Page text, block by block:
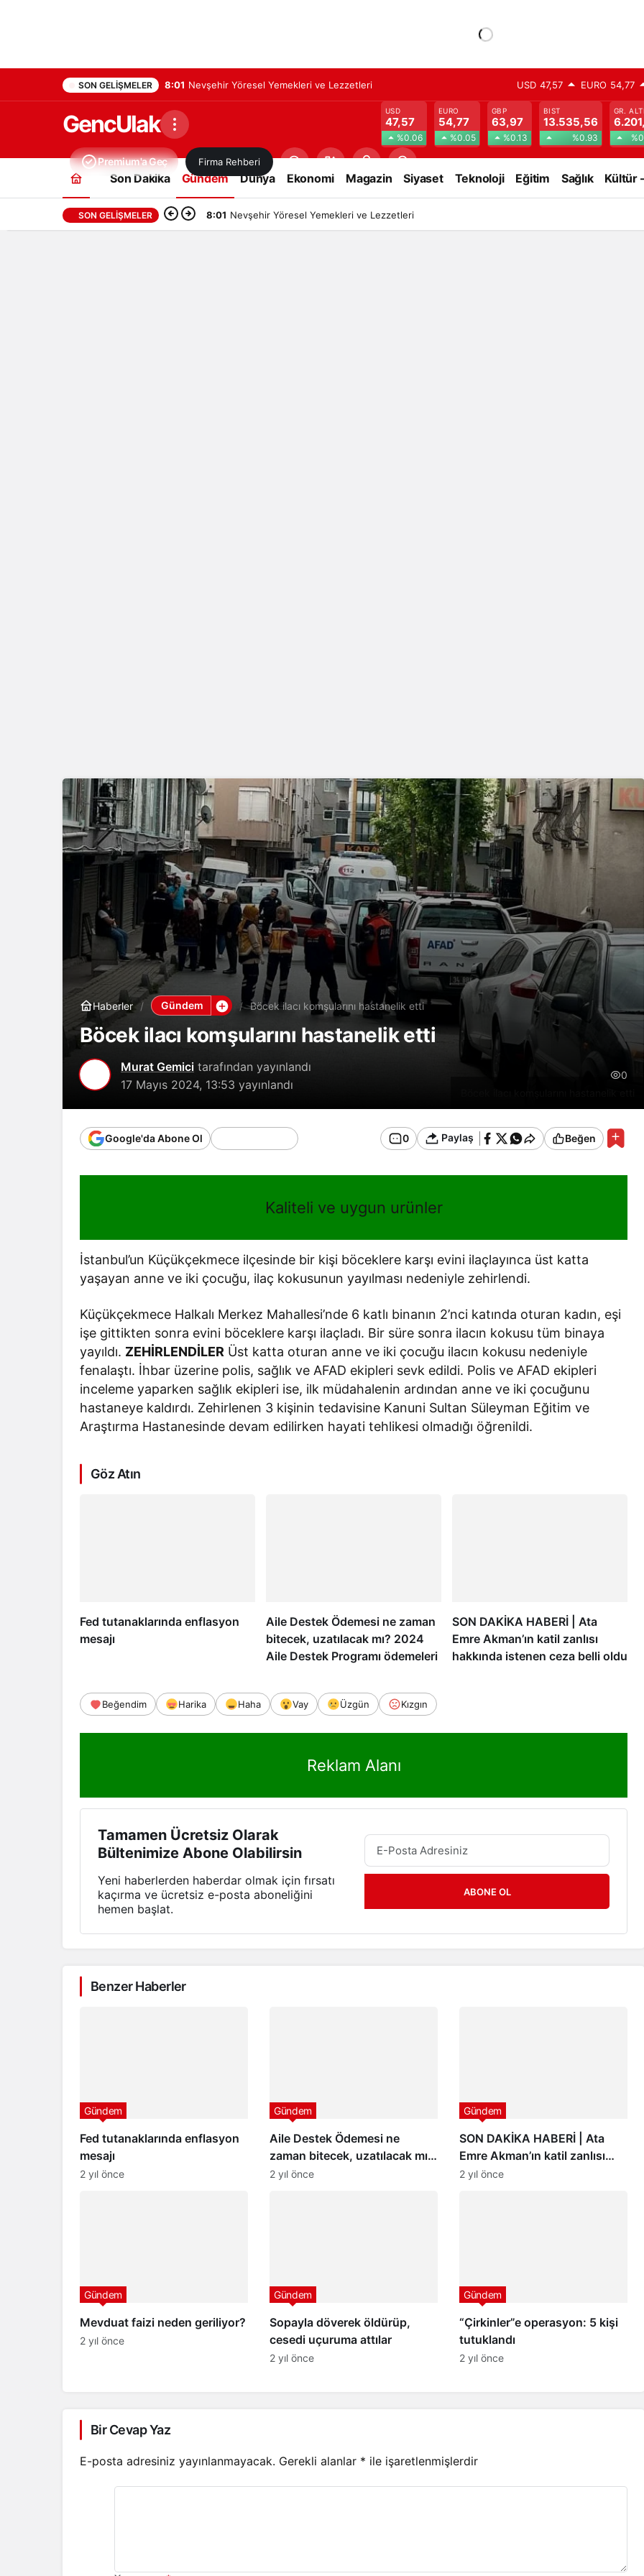
SON GELIŞMELER 8:01 Nevşehir Yöresel Yemekleri ve Lezzetleri USD 47,57 EURO 54,77
GencUlak USD
47,57
%0.06
EURO
54,77
%0.05
GBP
63,97
%0.13
BIST
13.535,56
%0.93
GR.
Premium'a Geç Firma Rehberi
Son Dakika Gündem Dünya Ekonomi Magazin Siyaset Teknoloji Eğitim Sağlık Kültür
SON GELIŞMELER 8:01 Nevşehir Yöresel Yemekleri ve Lezzetleri
Haberler Gündem Böcek ilacı komşularını hastanelik etti
Böcek ilacı komşularını hastanelik etti
Murat Gemici tarafından yayınlandı
17 Mayıs 2024, 13:53 yayınlandı
0
Google'da Abone Ol 0 Paylaş Beğen
Kaliteli ve uygun urünler
İstanbul’un Küçükçekmece ilçesinde bir kişi böceklere karşı evini ilaçlayınca üst katta
yaşayan anne ve iki çocuğu, ilaç kokusunun yayılması nedeniyle zehirlendi.
Küçükçekmece Halkalı Merkez Mahallesi’nde 6 katlı binanın 2’nci katında oturan kadın, eşi
işe gittikten sonra evini böceklere karşı ilaçladı. Bir süre sonra ilacın kokusu tüm binaya
yayıldı. ZEHİRLENDİLER Üst katta oturan anne ve iki çocuğu ilacın kokusu nedeniyle
fenalaştı. İhbar üzerine polis, sağlık ve AFAD ekipleri sevk edildi. Polis ve AFAD ekipleri
inceleme yaparken sağlık ekipleri ise, ilk müdahalenin ardından anne ve iki çocuğunu
hastaneye kaldırdı. Zehirlenen 3 kişinin tedavisine Kanuni Sultan Süleyman Eğitim ve
Araştırma Hastanesinde devam edilirken hayati tehlikesi olmadığı öğrenildi.
Göz Atın
Fed tutanaklarında enflasyon
mesajı
Aile Destek Ödemesi ne zaman
bitecek, uzatılacak mı? 2024
Aile Destek Programı ödemeleri
SON DAKİKA HABERİ | Ata
Emre Akman’ın katil zanlısı
hakkında istenen ceza belli oldu
Beğendim Harika Haha Vay Üzgün Kızgın
Reklam Alanı
Tamamen Ücretsiz Olarak
Bültenimize Abone Olabilirsin
Yeni haberlerden haberdar olmak için fırsatı
kaçırma ve ücretsiz e-posta aboneliğini
hemen başlat.
ABONE OL
Benzer Haberler
Fed tutanaklarında enflasyon
mesajı
Gündem
2 yıl önce
Aile Destek Ödemesi ne
zaman bitecek, uzatılacak mı?
2024 Aile Destek Programı
Gündem
2 yıl önce
SON DAKİKA HABERİ | Ata
Emre Akman’ın katil zanlısı
hakkında istenen ceza belli
Gündem
2 yıl önce
Mevduat faizi neden geriliyor?
Gündem
2 yıl önce
Sopayla döverek öldürüp,
cesedi uçuruma attılar
Gündem
2 yıl önce
“Çirkinler”e operasyon: 5 kişi
tutuklandı
Gündem
2 yıl önce
Bir Cevap Yaz
E-posta adresiniz yayınlanmayacak. Gerekli alanlar * ile işaretlenmişlerdir